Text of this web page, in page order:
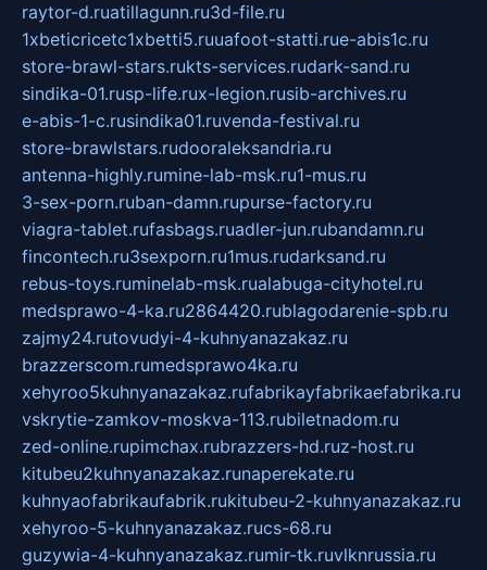
raytor-d.ruatillagunn.ru3d-file.ru
1xbeticricetc1xbetti5.ruuafoot-statti.rue-abis1c.ru
store-brawl-stars.rukts-services.rudark-sand.ru
sindika-01.rusp-life.rux-legion.rusib-archives.ru
e-abis-1-c.rusindika01.ruvenda-festival.ru
store-brawlstars.rudooraleksandria.ru
antenna-highly.rumine-lab-msk.ru1-mus.ru
3-sex-porn.ruban-damn.rupurse-factory.ru
viagra-tablet.rufasbags.ruadler-jun.rubandamn.ru
fincontech.ru3sexporn.ru1mus.rudarksand.ru
rebus-toys.ruminelab-msk.rualabuga-cityhotel.ru
medsprawo-4-ka.ru2864420.rublagodarenie-spb.ru
zajmy24.rutovudyi-4-kuhnyanazakaz.ru
brazzerscom.rumedsprawo4ka.ru
xehyroo5kuhnyanazakaz.rufabrikayfabrikaefabrika.ru
vskrytie-zamkov-moskva-113.rubiletnadom.ru
zed-online.rupimchax.rubrazzers-hd.ruz-host.ru
kitubeu2kuhnyanazakaz.runaperekate.ru
kuhnyaofabrikaufabrik.rukitubeu-2-kuhnyanazakaz.ru
xehyroo-5-kuhnyanazakaz.rucs-68.ru
guzywia-4-kuhnyanazakaz.rumir-tk.ruvlknrussia.ru